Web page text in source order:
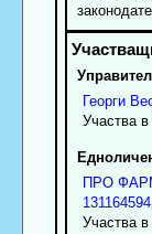
Георги
Участва в
ПРО
131164594
Участва в